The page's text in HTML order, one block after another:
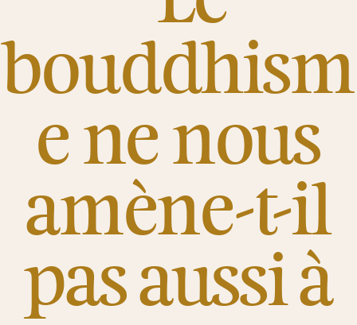
bouddhism
e ne nous
amène-t-il
pas aussi à